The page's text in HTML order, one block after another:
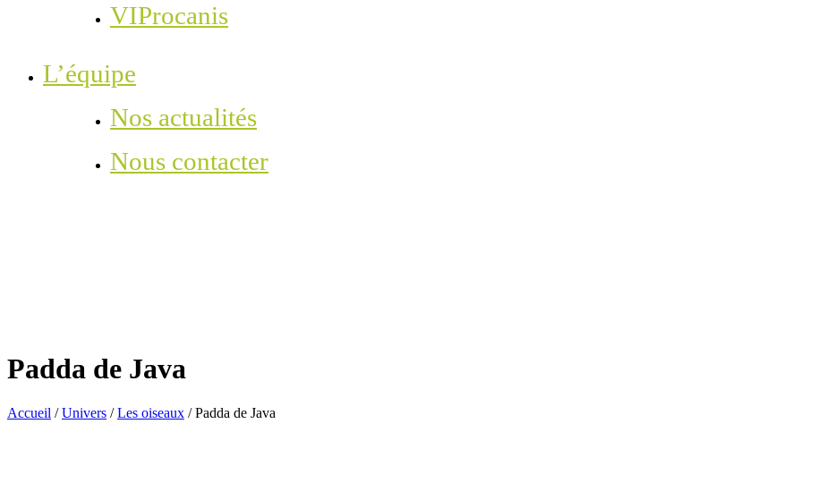
VIProcanis
L’équipe
Nos actualités
Nous contacter
Padda de Java
Accueil /Univers /Les oiseaux /Padda de Java